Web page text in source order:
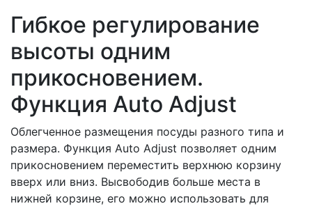
Гибкое регулирование
высоты одним
прикосновением.
Функция Auto Adjust
Облегченное размещения посуды разного типа и
размера. Функция Auto Adjust позволяет одним
прикосновением переместить верхнюю корзину
вверх или вниз. Высвободив больше места в
нижней корзине, его можно использовать для